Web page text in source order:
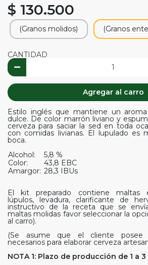
$ 130.500
(Granos molidos) (Granos
CANTIDAD
Agregar al carro
Estilo inglés que mantiene un
dulce. De color marrón liviano y
cerveza para saciar la sed en toda
con comidas livianas. El lupulado es
boca.
Alcohol:
5,8 %
Color:
43,8 EBC
Amargor: 28,3 IBUs
El kit preparado contiene maltas
lúpulos, levadura, clarificante de
instructivo de la receta que se
maltas molidas favor seleccionar la
al carro).
(Se asume que el cliente posee
necesarios para elaborar cerveza
NOTA 1: Plazo de producción de 1 a